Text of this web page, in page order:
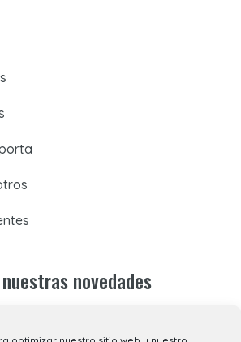
novedades